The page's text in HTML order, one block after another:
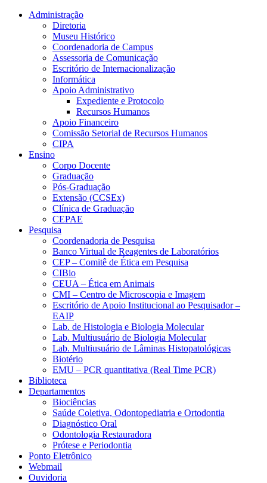
Conteúdo principal Menu principal
Administração
Diretoria
Museu Histórico
Coordenadoria de Campus
Assessoria de Comunicação
Escritório de Internacionalização
Informática
Apoio Administrativo
Expediente e Protocolo
Recursos Humanos
Apoio Financeiro
Comissão Setorial de Recursos Humanos
CIPA
Ensino
Corpo Docente
Graduação
Pós-Graduação
Extensão (CCSEx)
Clínica de Graduação
CEPAE
Pesquisa
Coordenadoria de Pesquisa
Banco Virtual de Reagentes de Laboratórios
CEP – Comitê de Ética em Pesquisa
CIBio
CEUA – Ética em Animais
CMI – Centro de Microscopia e Imagem
Escritório de Apoio Institucional ao Pesquisador –
EAIP
Lab. de Histologia e Biologia Molecular
Lab. Multiusuário de Biologia Molecular
Lab. Multiusuário de Lâminas Histopatológicas
Biotério
EMU – PCR quantitativa (Real Time PCR)
Biblioteca
Departamentos
Biociências
Saúde Coletiva, Odontopediatria e Ortodontia
Diagnóstico Oral
Odontologia Restauradora
Prótese e Periodontia
Ponto Eletrônico
Webmail
Ouvidoria